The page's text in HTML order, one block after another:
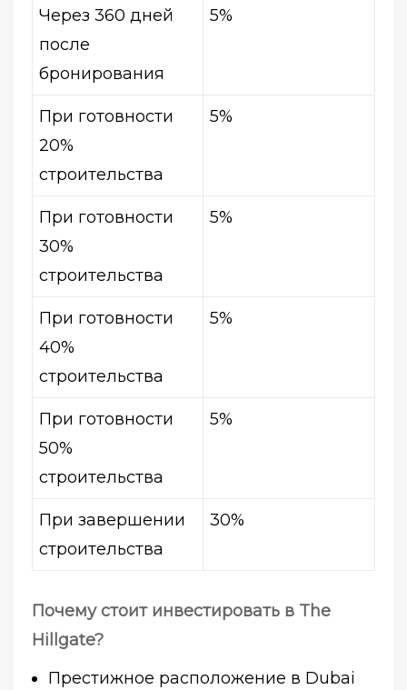
Через 360 дней
после
бронирования
5%
При готовности
20%
строительства
5%
При готовности
30%
строительства
5%
При готовности
40%
строительства
5%
При готовности
50%
строительства
5%
При завершении
строительства
30%
Почему стоит инвестировать в The
Hillgate?
Престижное расположение в Dubai